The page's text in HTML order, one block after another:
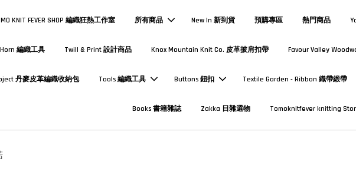
KNIT FEVER SHOP 編織狂熱工作室 所有商品 New In 新到貨 預購專區 熱門商品
編織工具 Twill & Print 設計商品 Knox Mountain Knit Co. 皮革披肩扣帶 Favour Valley
丹麥皮革編織收納包 Tools 編織工具 Buttons 鈕扣 Textile Garden - Ribbon 織帶緞帶
Books 書籍雜誌 Zakka 日雜選物 Tomoknitfever knitting